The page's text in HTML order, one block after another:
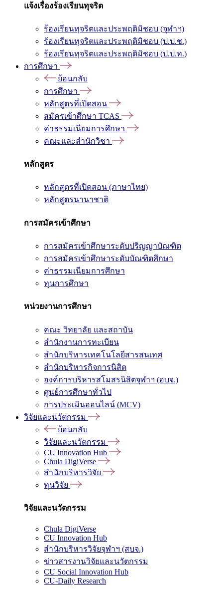
แจ้งเรื่องร้องเรียนทุจริต
ร้องเรียนทุจริตและประพฤติมิชอบ (จุฬาฯ)
ร้องเรียนทุจริตและประพฤติมิชอบ (ป.ป.ช.)
ร้องเรียนทุจริตและประพฤติมิชอบ (ป.ป.ท.)
การศึกษา
ย้อนกลับ
การศึกษา
หลักสูตรที่เปิดสอน
สมัครเข้าศึกษา TCAS
ค่าธรรมเนียมการศึกษา
คณะและสำนักวิชา
หลักสูตร
หลักสูตรที่เปิดสอน (ภาษาไทย)
หลักสูตรนานาชาติ
การสมัครเข้าศึกษา
การสมัครเข้าศึกษาระดับปริญญาบัณฑิต
การสมัครเข้าศึกษาระดับบัณฑิตศึกษา
ค่าธรรมเนียมการศึกษา
ทุนการศึกษา
หน่วยงานการศึกษา
คณะ วิทยาลัย และสถาบัน
สำนักงานการทะเบียน
สำนักบริหารเทคโนโลยีสารสนเทศ
สำนักบริหารกิจการนิสิต
องค์การบริหารสโมสรนิสิตจุฬาฯ (อบจ.)
ศูนย์การศึกษาทั่วไป
การประเมินออนไลน์ (MCV)
วิจัยและนวัตกรรม
ย้อนกลับ
วิจัยและนวัตกรรม
CU Innovation Hub
Chula DigiVerse
สำนักบริหารวิจัย
ทุนวิจัย
วิจัยและนวัตกรรม
Chula DigiVerse
CU Innovation Hub
สำนักบริหารวิจัยจุฬาฯ (สบจ.)
ข่าวสารงานวิจัยและนวัตกรรม
CU Social Innovation Hub
CU-Daily Research